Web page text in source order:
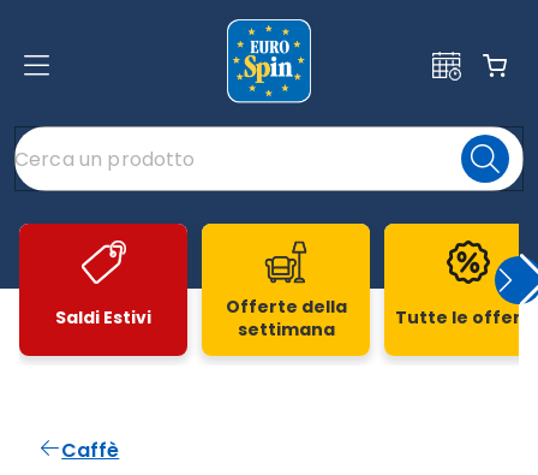
Saldi Estivi
Offerte della
settimana
Tutte le
Caffè